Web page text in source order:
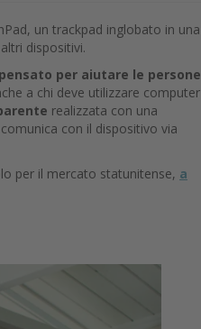
un trackpad inglobato in una
dispositivi.
per aiutare le persone
a chi deve utilizzare computer
realizzata con una
con il dispositivo via
per il mercato statunitense, a